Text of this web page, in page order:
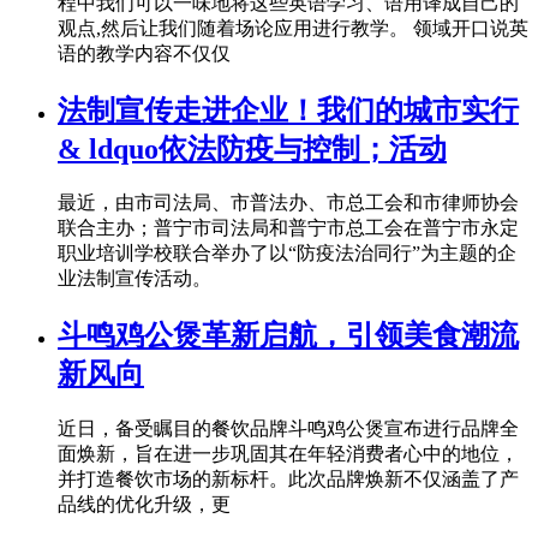
观点,然后让我们随着场论应用进行教学。 领域开口说英
语的教学内容不仅仅
法制宣传走进企业！我们的城市实行
& ldquo依法防疫与控制；活动
最近，由市司法局、市普法办、市总工会和市律师协会
联合主办；普宁市司法局和普宁市总工会在普宁市永定
职业培训学校联合举办了以“防疫法治同行”为主题的企
业法制宣传活动。
斗鸣鸡公煲革新启航，引领美食潮流
新风向
近日，备受瞩目的餐饮品牌斗鸣鸡公煲宣布进行品牌全
面焕新，旨在进一步巩固其在年轻消费者心中的地位，
并打造餐饮市场的新标杆。此次品牌焕新不仅涵盖了产
品线的优化升级，更